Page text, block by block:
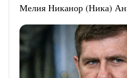
Мелия Никанор (Ника)